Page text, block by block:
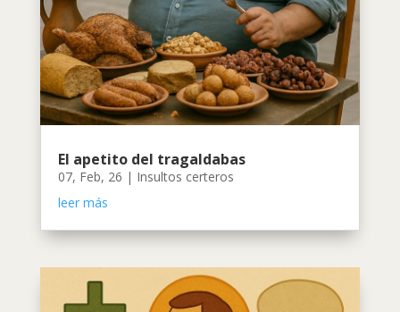
El apetito del tragaldabas
07, Feb, 26 | Insultos certeros
leer más